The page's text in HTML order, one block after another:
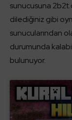
sunucusuna
dilediğiniz gibi
sunucularından
durumunda
bulunuyor.